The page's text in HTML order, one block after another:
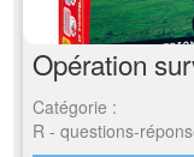
Opération
Catégorie :
R - questions-